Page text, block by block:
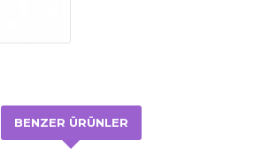
BENZER ÜRÜNLER